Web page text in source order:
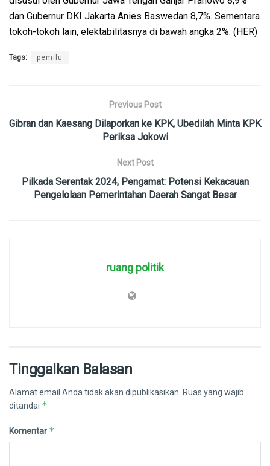
dan Gubernur DKI Jakarta Anies Baswedan 8,7%. Sementara
tokoh-tokoh lain, elektabilitasnya di bawah angka 2%. (HER)
Tags: pemilu
Previous Post
Gibran dan Kaesang Dilaporkan ke KPK, Ubedilah Minta KPK
Periksa Jokowi
Next Post
Pilkada Serentak 2024, Pengamat: Potensi Kekacauan
Pengelolaan Pemerintahan Daerah Sangat Besar
ruang politik
Tinggalkan Balasan
Alamat email Anda tidak akan dipublikasikan. Ruas yang wajib
ditandai *
Komentar *